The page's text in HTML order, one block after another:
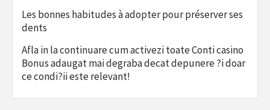
Les bonnes habitudes à adopter pour préserver ses
dents
Afla in la continuare cum activezi toate Conti casino
Bonus adaugat mai degraba decat depunere ?i doar
ce condi?ii este relevant!